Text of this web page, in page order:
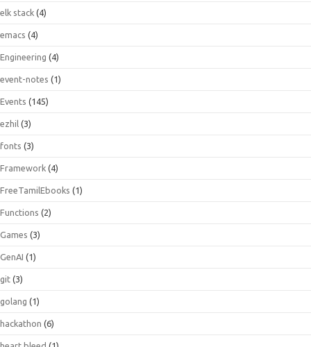
elk stack (4)
emacs (4)
Engineering (4)
event-notes (1)
Events (145)
ezhil (3)
fonts (3)
Framework (4)
FreeTamilEbooks (1)
Functions (2)
Games (3)
GenAI (1)
git (3)
golang (1)
hackathon (6)